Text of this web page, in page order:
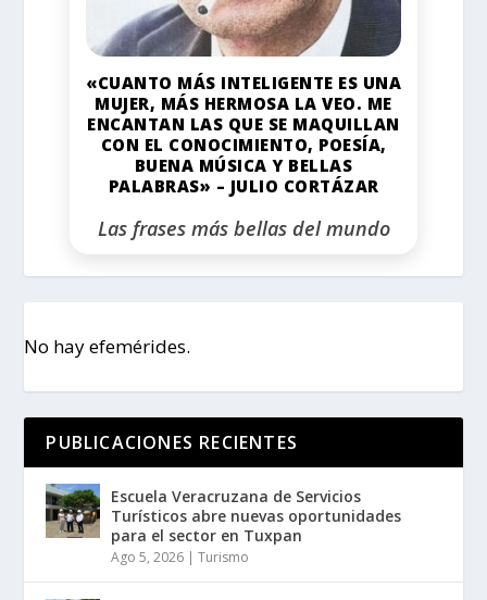
«CUANTO MÁS INTELIGENTE ES UNA
MUJER, MÁS HERMOSA LA VEO. ME
ENCANTAN LAS QUE SE MAQUILLAN
CON EL CONOCIMIENTO, POESÍA,
BUENA MÚSICA Y BELLAS
PALABRAS» – JULIO CORTÁZAR
Las frases más bellas del mundo
No hay efemérides.
PUBLICACIONES RECIENTES
Escuela Veracruzana de Servicios
Turísticos abre nuevas oportunidades
para el sector en Tuxpan
Ago 5, 2026 |Turismo